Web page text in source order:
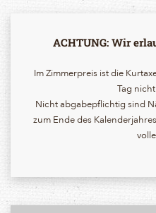
ACHTUNG: Wir
Im Zimmerpreis ist die
Tag
Nicht abgabepflichtig sind
zum Ende des